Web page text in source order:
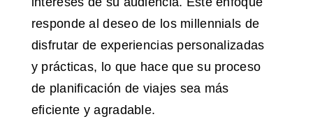
responde al deseo de los millennials de
disfrutar de experiencias personalizadas
y prácticas, lo que hace que su proceso
de planificación de viajes sea más
eficiente y agradable.